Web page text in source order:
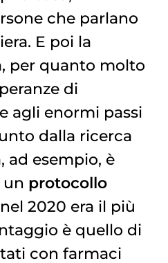
che parlano
E poi la
per quanto molto
di
agli enormi passi
dalla ricerca
ad esempio, è
un protocollo
2020 era il più
è quello di
con farmaci